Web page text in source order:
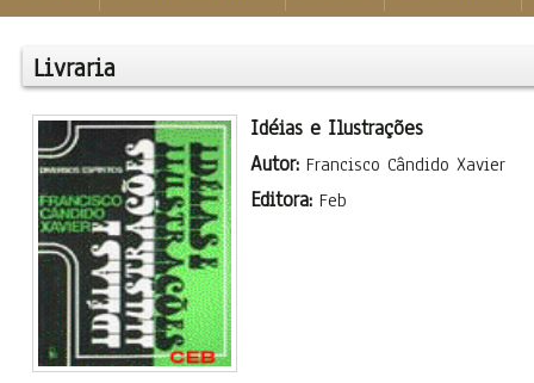
Livraria
Idéias e Ilustrações
Autor: Francisco Cândido Xavier
Editora: Feb